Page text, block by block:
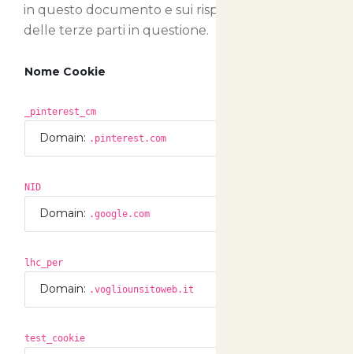
in questo documento e sui rispettivi siti internet
delle terze parti in questione.
Nome Cookie
_pinterest_cm
Domain: .pinterest.com
NID
Domain: .google.com
lhc_per
Domain: .vogliounsitoweb.it
test_cookie